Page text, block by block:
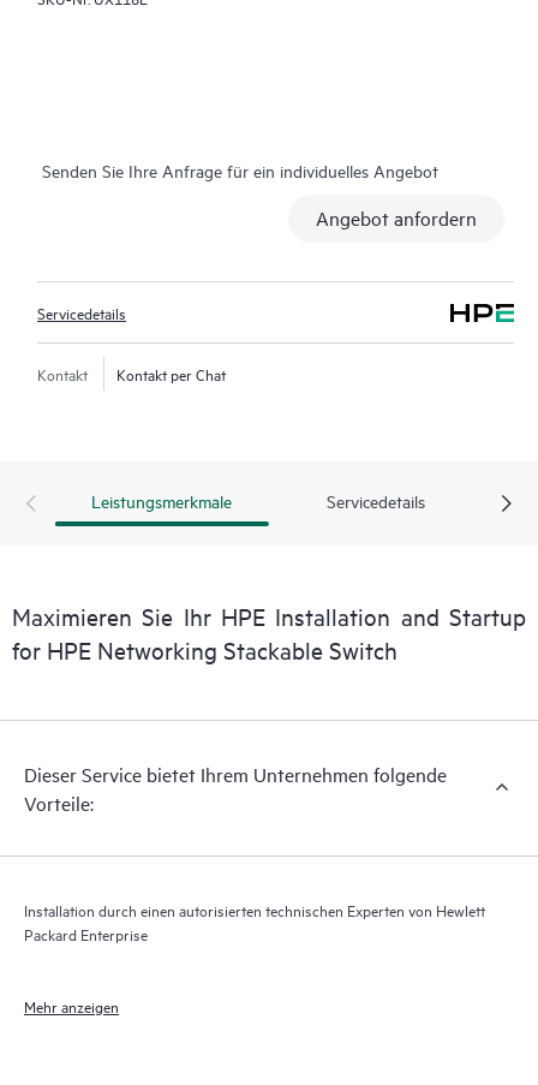
Senden Sie Ihre Anfrage für ein individuelles Angebot
Angebot anfordern
Servicedetails
Kontakt Kontakt per Chat
Leistungsmerkmale Servicedetails
Maximieren Sie Ihr HPE Installation and Startup
for HPE Networking Stackable Switch
Dieser Service bietet Ihrem Unternehmen folgende
Vorteile:
Installation durch einen autorisierten technischen Experten von Hewlett
Packard Enterprise
Mehr anzeigen